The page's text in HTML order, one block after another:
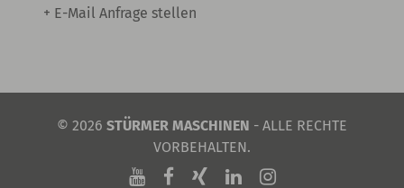
+ E-Mail Anfrage stellen
© 2026 STÜRMER MASCHINEN - ALLE RECHTE
VORBEHALTEN.